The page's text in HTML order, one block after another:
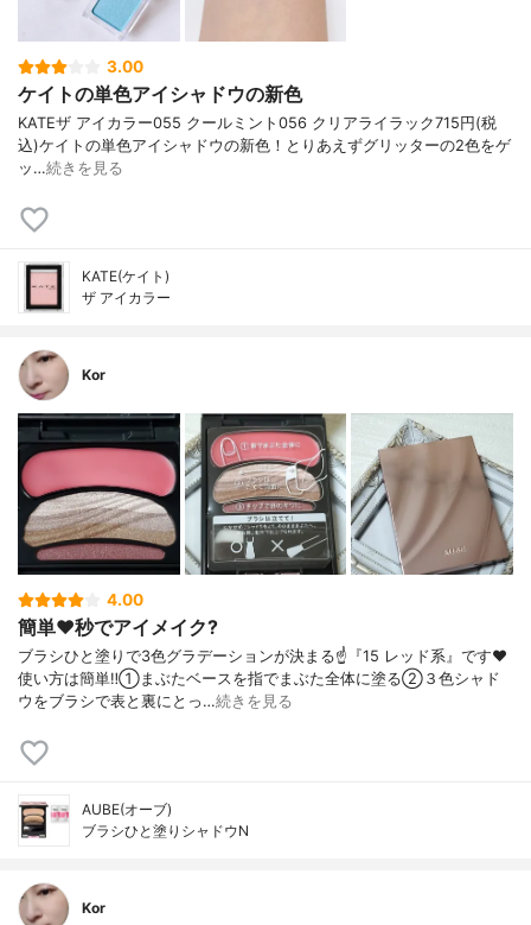
3.00
ケイトの単色アイシャドウの新色
KATE ザ アイカラー 055 クールミント 056 クリアライラック 715円(税
込) ケイトの単色アイシャドウの新色！ とりあえずグリッターの2色をゲ
ッ…続きを見る
KATE(ケイト)
ザ アイカラー
Kor
4.00
簡単❤️秒でアイメイク?
ブラシひと塗りで3色グラデーションが決まる☝️『15 レッド系』です❤️
使い方は簡単‼️①まぶたベースを指でまぶた全体に塗る②３色シャド
ウをブラシで表と裏にとっ…続きを見る
AUBE(オーブ)
ブラシひと塗りシャドウN
Kor